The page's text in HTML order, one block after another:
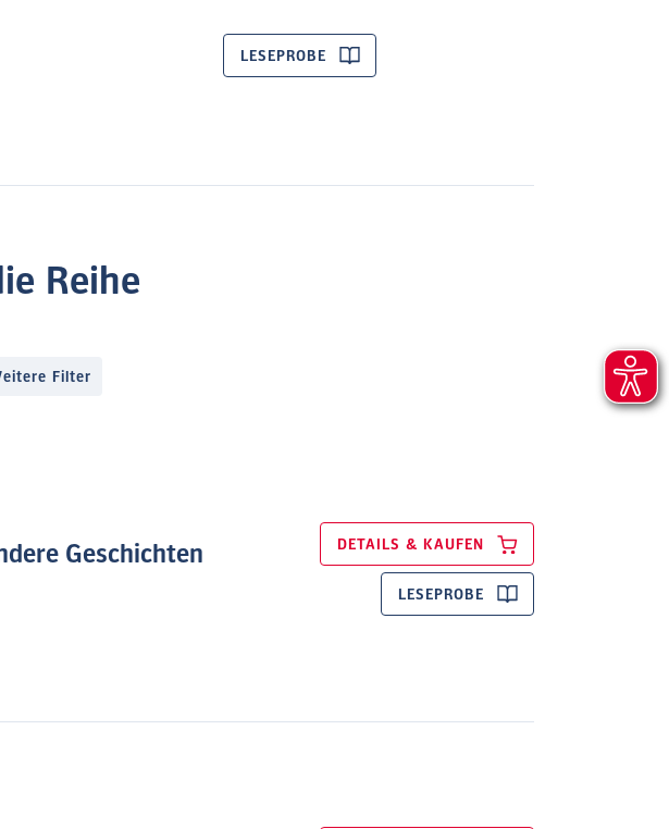
LESEPROBE
Reihe
Filter
Geschichten DETAILS & KAUFEN
LESEPROBE